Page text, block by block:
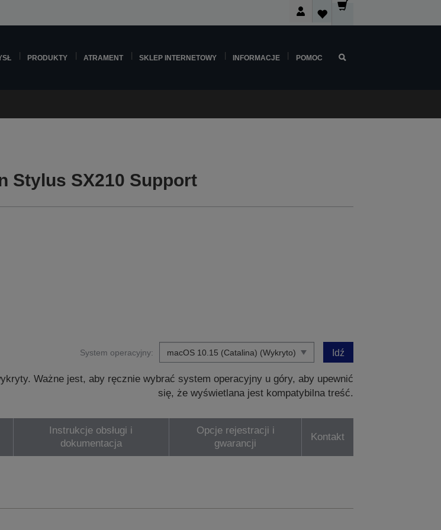
PRODUKTY ATRAMENT SKLEP INTERNETOWY INFORMACJE POMOC
Stylus SX210 Support
System operacyjny: Idź
Ważne jest, aby ręcznie wybrać system operacyjny u góry, aby upewnić
się, że wyświetlana jest kompatybilna treść.
Instrukcje obsługi i
dokumentacja
Opcje rejestracji i
gwarancji
Kontakt